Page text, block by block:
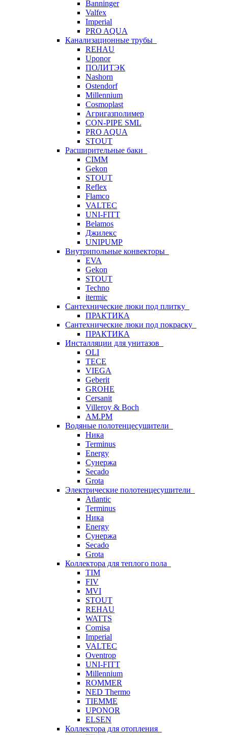
Banninger
Valfex
Imperial
PRO AQUA
Канализационные трубы
REHAU
Uponor
ПОЛИТЭК
Nashorn
Ostendorf
Millennium
Cosmoplast
Агригазполимер
CON-PIPE SML
PRO AQUA
STOUT
Расширительные баки
CIMM
Gekon
STOUT
Reflex
Flamco
VALTEC
UNI-FITT
Belamos
Джилекс
UNIPUMP
Внутрипольные конвекторы
EVA
Gekon
STOUT
Techno
itermic
Сантехнические люки под плитку
ПРАКТИКА
Сантехнические люки под покраску
ПРАКТИКА
Инсталляции для унитазов
OLI
TECE
VIEGA
Geberit
GROHE
Cersanit
Villeroy & Boch
AM.PM
Водяные полотенцесушители
Ника
Terminus
Energy
Сунержа
Secado
Grota
Электрические полотенцесушители
Atlantic
Terminus
Ника
Energy
Сунержа
Secado
Grota
Коллектора для теплого пола
TIM
FIV
MVI
STOUT
REHAU
WATTS
Comisa
Imperial
VALTEC
Oventrop
UNI-FITT
Millennium
ROMMER
NED Thermo
TIEMME
UPONOR
ELSEN
Коллектора для отопления